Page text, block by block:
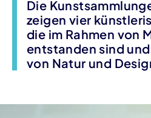
Die
zeigen vier
die im Rahmen von
entstanden sind
von Natur und